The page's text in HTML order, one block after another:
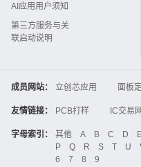
AI应用用户须知
第三方服务与关
联启动说明
成员网站： 立创芯应用 面板
3D打印
嘉立创
Global Website LCSC
友情链接： PCB打样 IC交易网
中国IC网
智能电
晶振
电子技术应
字母索引： 其他 A B C D
P
Q R S T U
6
7 8 9